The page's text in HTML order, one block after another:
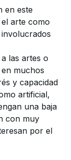
en este
arte como
las artes o
muchos
y capacidad
artificial,
una baja
con muy
por el